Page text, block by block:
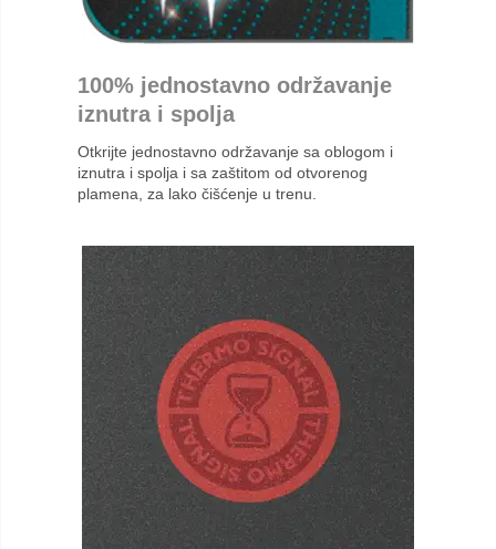
100% jednostavno održavanje
iznutra i spolja
Otkrijte jednostavno održavanje sa oblogom i
iznutra i spolja i sa zaštitom od otvorenog
plamena, za lako čišćenje u trenu.